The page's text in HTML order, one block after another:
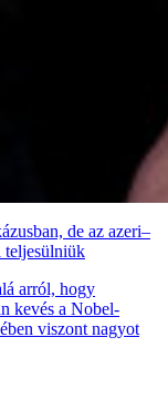
de az azeri–
teljesülniük
arról, hogy
kevés a Nobel-
viszont nagyot